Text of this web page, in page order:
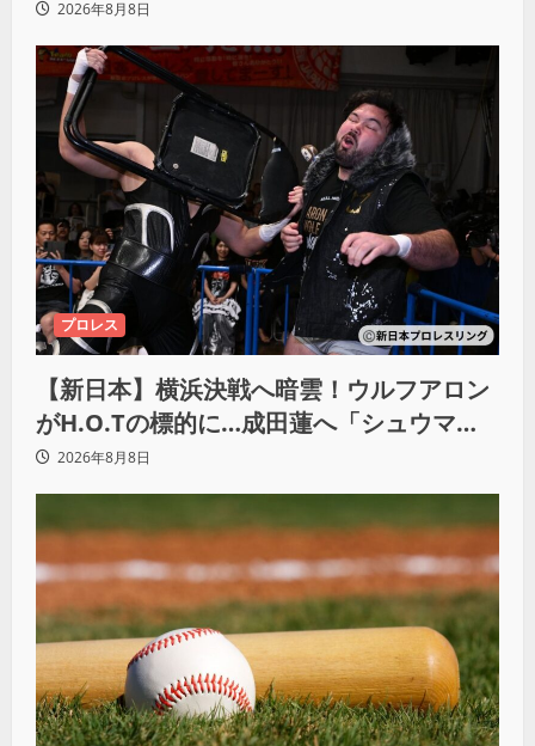
谷英樹を引き出して獲りたい」
2026年8月8日
プロレス
【新日本】横浜決戦へ暗雲！ウルフアロン
がH.O.Tの標的に…成田蓮へ「シュウマイ
にしてやる」と怒り爆発
2026年8月8日